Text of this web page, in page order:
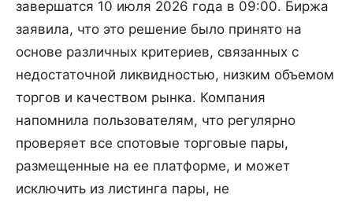
завершатся 10 июля 2026 года в 09:00. Биржа
заявила, что это решение было принято на
основе различных критериев, связанных с
недостаточной ликвидностью, низким объемом
торгов и качеством рынка. Компания
напомнила пользователям, что регулярно
проверяет все спотовые торговые пары,
размещенные на ее платформе, и может
исключить из листинга пары, не